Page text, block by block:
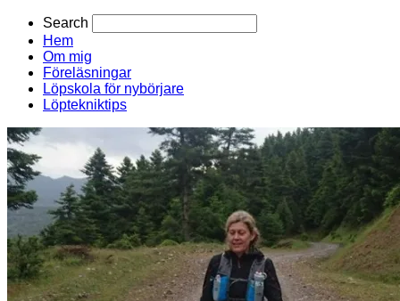
Search
Hem
Om mig
Föreläsningar
Löpskola för nybörjare
Löptekniktips